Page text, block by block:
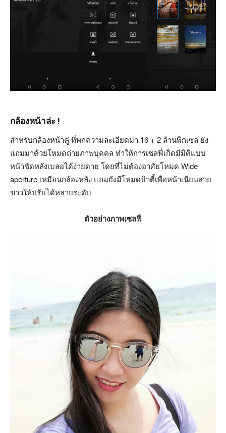
กล้องหน้าล่ะ !
สำหรับกล้องหน้าคู่ ที่พกความละเอียดมา 16 + 2 ล้านพิกเซล ยัง
แถมมาด้วยโหมดถ่ายภาพบุคคล ทำให้การเซลฟี่เกิดมีมิติแบบ
หน้าชัดหลังเบลอได้ง่ายดาย โดยที่ไม่ต้องอาศัยโหมด Wide
aperture เหมือนกล้องหลัง แถมยังมีโหมดบิวตี้เพื่อหน้าเนียนสวย
ขาวให้ปรับได้หลายระดับ
ตัวอย่างภาพเซลฟี่